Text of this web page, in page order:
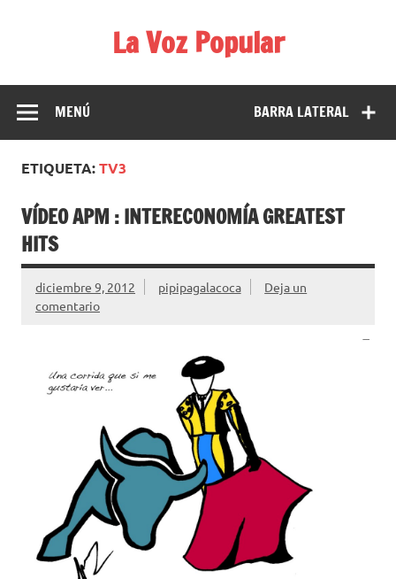
La Voz Popular
para reírse de las verdaderas.
BARRA LATERAL
MENÚ
ETIQUETA:TV3
VÍDEO APM : INTERECONOMÍA GREATEST
HITS
diciembre 9, 2012 pipipagalacoca
Deja un
comentario